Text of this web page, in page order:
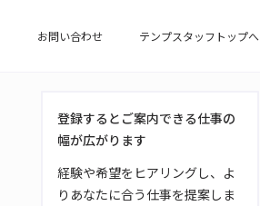
お問い合わせ テンプスタッフトップへ
登録するとご案内できる仕事の
幅が広がります
経験や希望をヒアリングし、よ
りあなたに合う仕事を提案しま